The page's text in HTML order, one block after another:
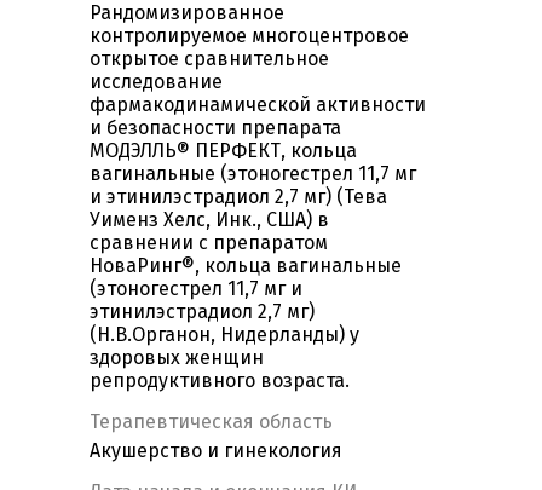
Рандомизированное
контролируемое многоцентровое
открытое сравнительное
исследование
фармакодинамической активности
и безопасности препарата
МОДЭЛЛЬ® ПЕРФЕКТ, кольца
вагинальные (этоногестрел 11,7 мг
и этинилэстрадиол 2,7 мг) (Тева
Уименз Хелс, Инк., США) в
сравнении с препаратом
НоваРинг®, кольца вагинальные
(этоногестрел 11,7 мг и
этинилэстрадиол 2,7 мг)
(Н.В.Органон, Нидерланды) у
здоровых женщин
репродуктивного возраста.
Терапевтическая область
Акушерство и гинекология